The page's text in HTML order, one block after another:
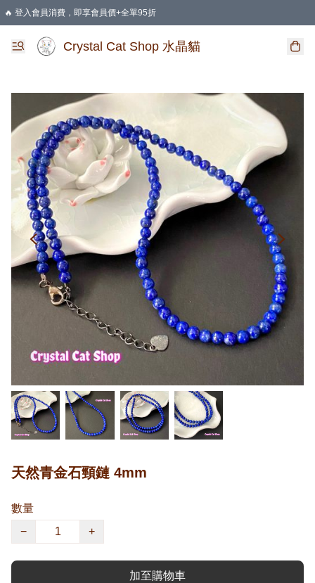
🔥 登入會員消費，即享會員價+全單95折
🛍️ 購物滿HKD 400 即享免運費優惠
Crystal Cat Shop 水晶貓
天然青金石頸鏈 4mm
數量
−
+
加至購物車